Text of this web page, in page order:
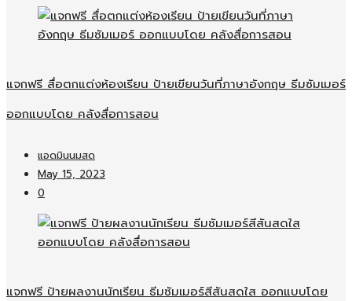
แจกฟรี สื่อตกแต่งห้องเรียน ป้ายเขียนวันที่ภาษาอังกฤษ ธีมซัมเมอร์
ออกแบบโดย คลังสื่อการสอน
แอดมินนมสด
May 15, 2023
0
แจกฟรี ป้ายผลงานนักเรียน ธีมซัมเมอร์สีสันสดใส ออกแบบโดย